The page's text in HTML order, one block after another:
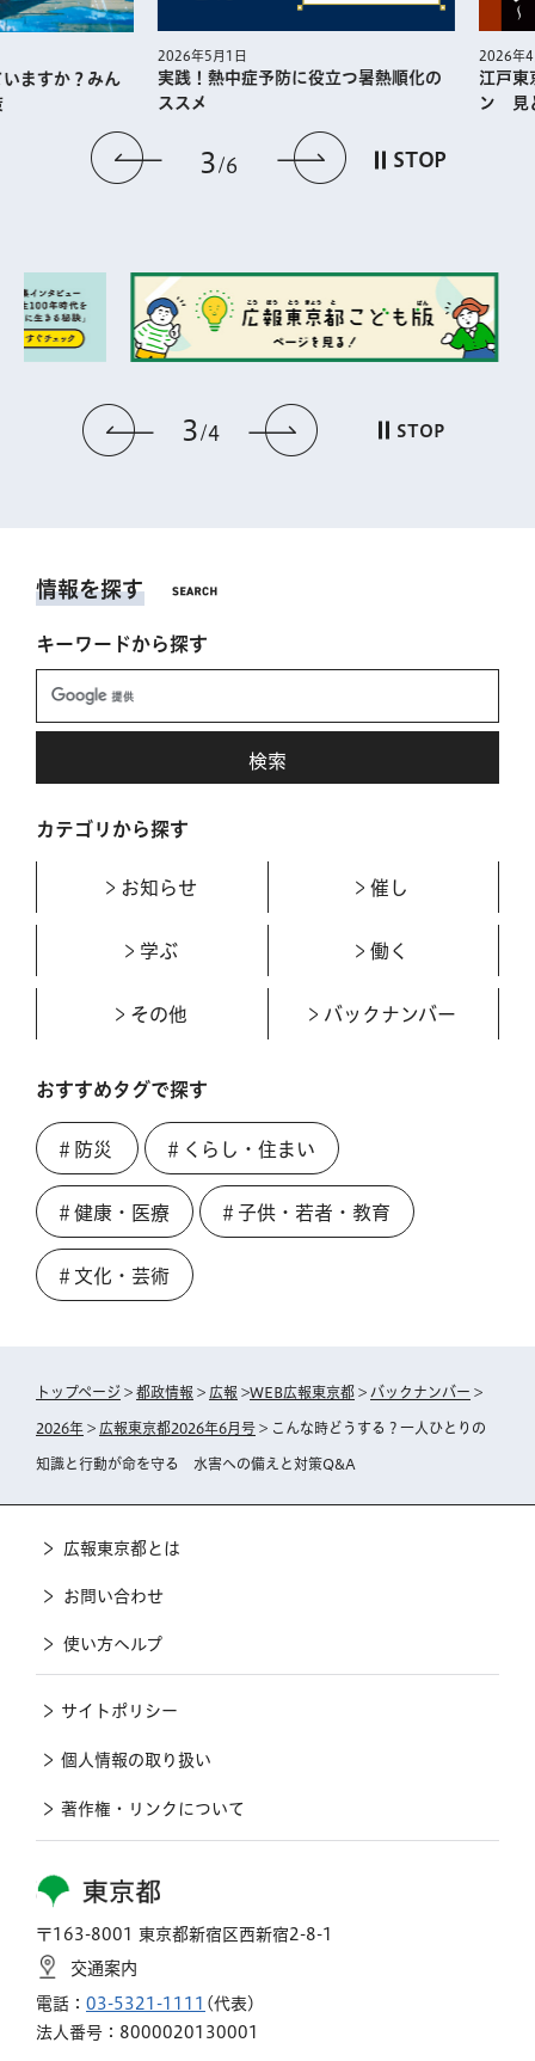
前のスライドを表示
3 6 次のスライドを
STOP
か？みん
2026年5月1日
実践！熱中症予防に役⽴つ暑熱順化の
ススメ
2026年4月1日
江戸東京博
ン 見どこ
前のスライドを表示
3 4 次のスライドを表
STOP
情報を探す
キーワードから探す
カテゴリから探す
お知らせ 催し
学ぶ 働く
その他 バックナンバー
おすすめタグで探す
＃防災 ＃くらし・住まい
＃健康・医療 ＃子供・若者・教育
＃文化・芸術
トップページ > 都政情報 > 広報 >WEB広報東京都 > バックナンバー >
2026年 > 広報東京都2026年6月号 > こんな時どうする？一人ひとりの
知識と行動が命を守る 水害への備えと対策Q&A
東京都
〒163-8001 東京都新宿区西新宿2-8-1
交通案内
電話： 03-5321-1111 (代表)
法人番号：8000020130001
広報東京都とは
お問い合わせ
使い方ヘルプ
サイトポリシー
個人情報の取り扱い
著作権・リンクについて